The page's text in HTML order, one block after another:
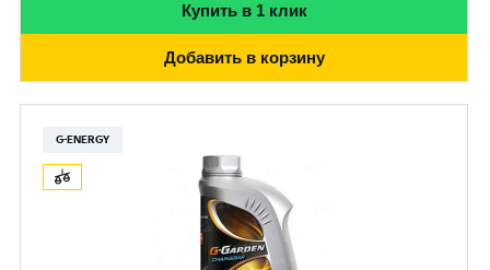
Купить в 1 клик
Добавить в корзину
G-ENERGY